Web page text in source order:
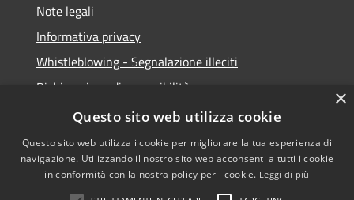
Note legali
Informativa privacy
Whistleblowing - Segnalazione illeciti
Dichiarazione di accessibilità
Obiettivi di acessibilità
Copyright © 2026 • Comune di
×
Questo sito web utilizza cookie
Questo sito web utilizza i cookie per migliorare la tua esperienza di
navigazione. Utilizzando il nostro sito web acconsenti a tutti i cookie
in conformità con la nostra policy per i cookie. Leggi di più